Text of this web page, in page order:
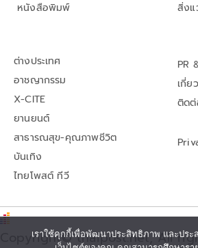
หนังสือพิมพ์
สิ่ง
ต่างประเทศ
อาชญากรรม
X-CITE
ยานยนต์
สาธารณสุข-คุณภาพชีวิต
บันเทิง
ไทยโพสต์ ทีวี
PR
เกี่ย
ติด
Copyright© thaipost.net, All
เราใช้คุกกี้เพื่อพัฒนาประสิทธิภาพ และปร